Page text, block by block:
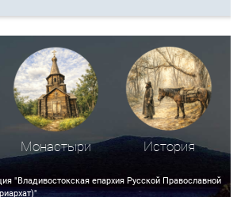
Монастыри История
"Владивостокская епархия Русской Православной